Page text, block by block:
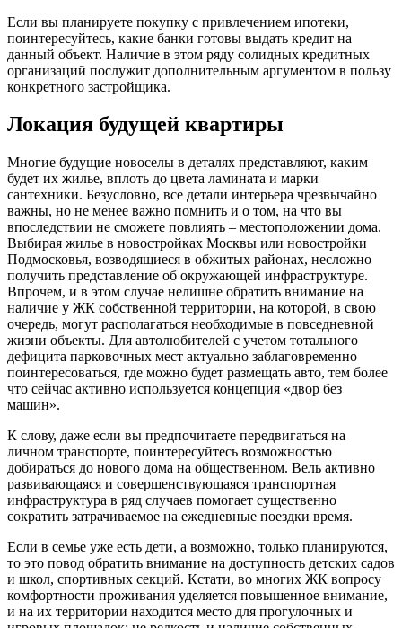
Если вы планируете покупку с привлечением ипотеки,
поинтересуйтесь, какие банки готовы выдать кредит на
данный объект. Наличие в этом ряду солидных кредитных
организаций послужит дополнительным аргументом в пользу
конкретного застройщика.
Локация будущей квартиры
Многие будущие новоселы в деталях представляют, каким
будет их жилье, вплоть до цвета ламината и марки
сантехники. Безусловно, все детали интерьера чрезвычайно
важны, но не менее важно помнить и о том, на что вы
впоследствии не сможете повлиять – местоположении дома.
Выбирая жилье в новостройках Москвы или новостройки
Подмосковья, возводящиеся в обжитых районах, несложно
получить представление об окружающей инфраструктуре.
Впрочем, и в этом случае нелишне обратить внимание на
наличие у ЖК собственной территории, на которой, в свою
очередь, могут располагаться необходимые в повседневной
жизни объекты. Для автолюбителей с учетом тотального
дефицита парковочных мест актуально заблаговременно
поинтересоваться, где можно будет размещать авто, тем более
что сейчас активно используется концепция «двор без
машин».
К слову, даже если вы предпочитаете передвигаться на
личном транспорте, поинтересуйтесь возможностью
добираться до нового дома на общественном. Вель активно
развивающаяся и совершенствующаяся транспортная
инфраструктура в ряд случаев помогает существенно
сократить затрачиваемое на ежедневные поездки время.
Если в семье уже есть дети, а возможно, только планируются,
то это повод обратить внимание на доступность детских садов
и школ, спортивных секций. Кстати, во многих ЖК вопросу
комфортности проживания уделяется повышенное внимание,
и на их территории находится место для прогулочных и